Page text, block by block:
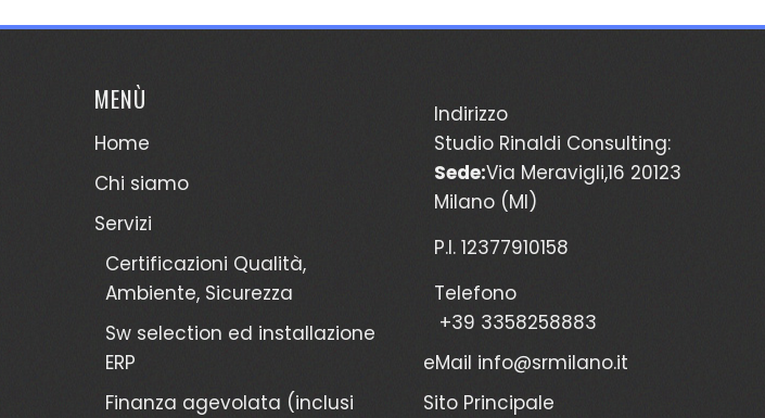
MENÙ
Home
Chi siamo
Servizi
Certificazioni Qualità,
Ambiente, Sicurezza
Sw selection ed installazione
ERP
Finanza agevolata (inclusi
Indirizzo
Studio Rinaldi Consulting:
Sede:Via Meravigli,16 20123
Milano (MI)
P.I. 12377910158
Telefono
+39 3358258883
eMail info@srmilano.it
Sito Principale